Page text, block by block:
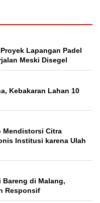
Lapangan Padel
Meski Disegel
Kebakaran Lahan 10
Mendistorsi Citra
Institusi karena Ulah
Bareng di Malang,
Responsif